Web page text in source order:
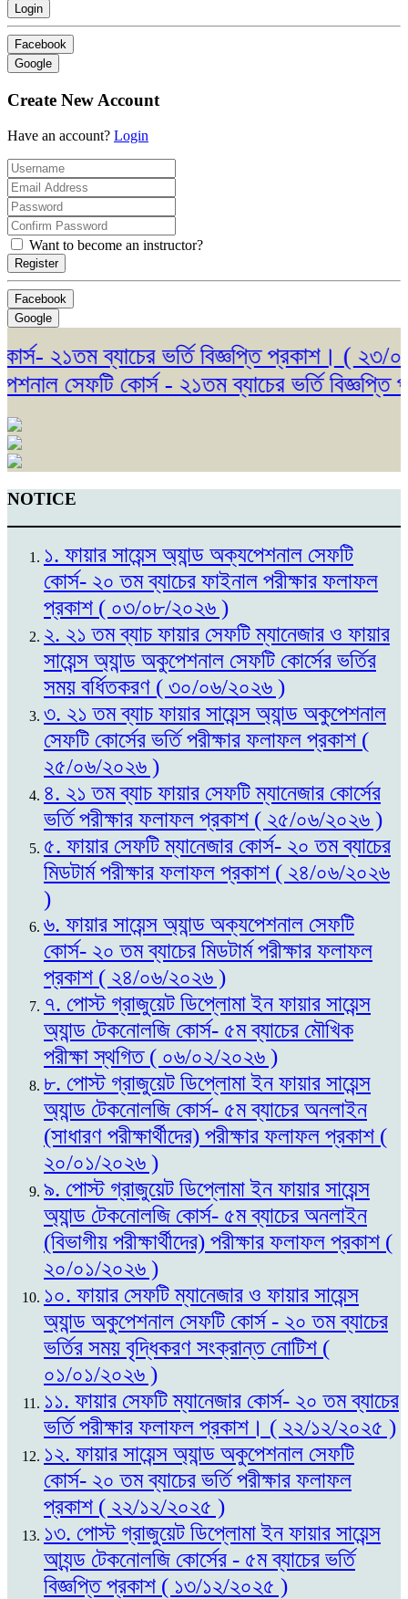
Login
Facebook
Google
Create New Account
Have an account? Login
Want to become an instructor?
Register
Facebook
Google
২১তম ব্যাচের ভর্তি বিজ্ঞপ্তি প্রকাশ। ( ২৩/০৫/
সেফটি কোর্স - ২১তম ব্যাচের ভর্তি বিজ্ঞপ্তি
NOTICE
১. ফায়ার সায়েন্স অ্যান্ড অক্যপেশনাল সেফটি
কোর্স- ২০ তম ব্যাচের ফাইনাল পরীক্ষার ফলাফল
প্রকাশ ( ০৩/০৮/২০২৬ )
২. ২১ তম ব্যাচ ফায়ার সেফটি ম্যানেজার ও ফায়ার
সায়েন্স অ্যান্ড অকুপেশনাল সেফটি কোর্সের ভর্তির
সময় বর্ধিতকরণ ( ৩০/০৬/২০২৬ )
৩. ২১ তম ব্যাচ ফায়ার সায়েন্স অ্যান্ড অকুপেশনাল
সেফটি কোর্সের ভর্তি পরীক্ষার ফলাফল প্রকাশ (
২৫/০৬/২০২৬ )
৪. ২১ তম ব্যাচ ফায়ার সেফটি ম্যানেজার কোর্সের
ভর্তি পরীক্ষার ফলাফল প্রকাশ ( ২৫/০৬/২০২৬ )
৫. ফায়ার সেফটি ম্যানেজার কোর্স- ২০ তম ব্যাচের
মিডটার্ম পরীক্ষার ফলাফল প্রকাশ ( ২৪/০৬/২০২৬
)
৬. ফায়ার সায়েন্স অ্যান্ড অক্যপেশনাল সেফটি
কোর্স- ২০ তম ব্যাচের মিডটার্ম পরীক্ষার ফলাফল
প্রকাশ ( ২৪/০৬/২০২৬ )
৭. পোস্ট গ্রাজুয়েট ডিপ্লোমা ইন ফায়ার সায়েন্স
অ্যান্ড টেকনোলজি কোর্স- ৫ম ব্যাচের মৌখিক
পরীক্ষা স্থগিত ( ০৬/০২/২০২৬ )
৮. পোস্ট গ্রাজুয়েট ডিপ্লোমা ইন ফায়ার সায়েন্স
অ্যান্ড টেকনোলজি কোর্স- ৫ম ব্যাচের অনলাইন
(সাধারণ পরীক্ষার্থীদের) পরীক্ষার ফলাফল প্রকাশ (
২০/০১/২০২৬ )
৯. পোস্ট গ্রাজুয়েট ডিপ্লোমা ইন ফায়ার সায়েন্স
অ্যান্ড টেকনোলজি কোর্স- ৫ম ব্যাচের অনলাইন
(বিভাগীয় পরীক্ষার্থীদের) পরীক্ষার ফলাফল প্রকাশ (
২০/০১/২০২৬ )
১০. ফায়ার সেফটি ম্যানেজার ও ফায়ার সায়েন্স
অ্যান্ড অকুপেশনাল সেফটি কোর্স - ২০ তম ব্যাচের
ভর্তির সময় বৃদ্ধিকরণ সংক্রান্ত নোটিশ (
০১/০১/২০২৬ )
১১. ফায়ার সেফটি ম্যানেজার কোর্স- ২০ তম ব্যাচের
ভর্তি পরীক্ষার ফলাফল প্রকাশ। ( ২২/১২/২০২৫ )
১২. ফায়ার সায়েন্স অ্যান্ড অকুপেশনাল সেফটি
কোর্স- ২০ তম ব্যাচের ভর্তি পরীক্ষার ফলাফল
প্রকাশ ( ২২/১২/২০২৫ )
১৩. পোস্ট গ্রাজুয়েট ডিপ্লোমা ইন ফায়ার সায়েন্স
আ্যন্ড টেকনোলজি কোর্সের - ৫ম ব্যাচের ভর্তি
বিজ্ঞপ্তি প্রকাশ ( ১৩/১২/২০২৫ )